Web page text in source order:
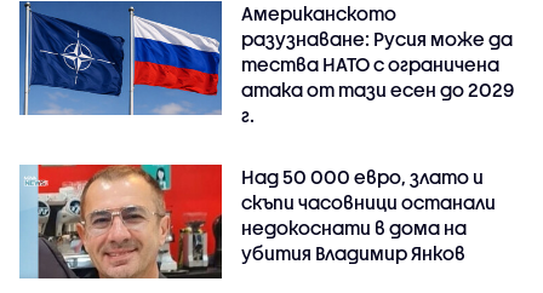
Американското
разузнаване: Русия може да
тества НАТО с ограничена
атака от тази есен до 2029
г.
Над 50 000 евро, злато и
скъпи часовници останали
недокоснати в дома на
убития Владимир Янков